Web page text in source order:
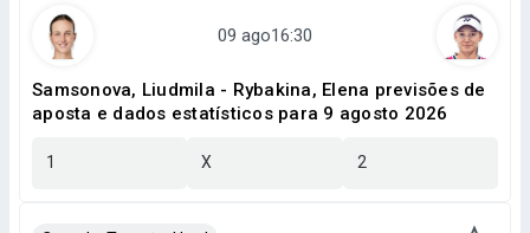
Samsonova, Liudmila - Rybakina, Elena previsões de
aposta e dados estatísticos para 9 agosto 2026
1 X 2